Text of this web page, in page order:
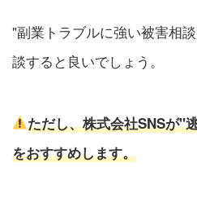
"副業トラブルに強い被害相
談すると良いでしょう。
ただし、株式会社SNSが"
をおすすめします。